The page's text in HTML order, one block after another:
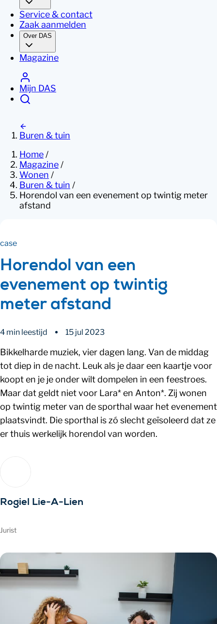
Service & contact
Zaak aanmelden
Over DAS
Magazine
Mijn DAS
Buren & tuin
Home /
Magazine /
Wonen /
Buren & tuin /
Horendol van een evenement op twintig meter
afstand
case
Horendol van een
evenement op twintig
meter afstand
4 min leestijd 15 jul 2023
Bikkelharde muziek, vier dagen lang. Van de middag
tot diep in de nacht. Leuk als je daar een kaartje voor
koopt en je je onder wilt dompelen in een feestroes.
Maar dat geldt niet voor Lara* en Anton*. Zij wonen
op twintig meter van de sporthal waar het evenement
plaatsvindt. Die sporthal is zó slecht geïsoleerd dat ze
er thuis werkelijk horendol van worden.
Rogiel Lie-A-Lien
Jurist